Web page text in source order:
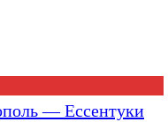
— Ессентуки